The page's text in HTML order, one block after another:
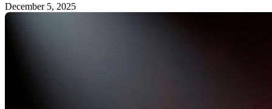
December 5, 2025